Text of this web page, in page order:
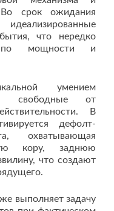
Во срок ожидания
что нередко
по мощности и
умением
свободные от
В
дефолт-
охватывающая
кору, заднюю
что создают
выполняет задачу